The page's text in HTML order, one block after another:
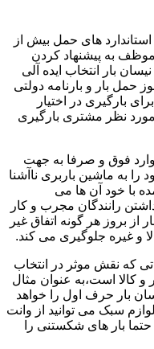
های حمل بیش از
به پیشنهاد کردن
بار انتخاب ایده آلی
بار و بارنامه دولتی
بارگیری در اختیار
نظر مشتری بارگیری
فوق و صرفا به جهت
را به ماشین باربری ناآشنا
با خود آن ها می
رانندگان مجرب و کار
از بروز هر گونه اتفاق غیر
و غیره جلوگیری می کند.
که نقش موثر در انتخاب
و کالا است،به عنوان مثال
بار حرف اول را خواهد
سبک می توانید از وانت
حتما بار های شکستنی را